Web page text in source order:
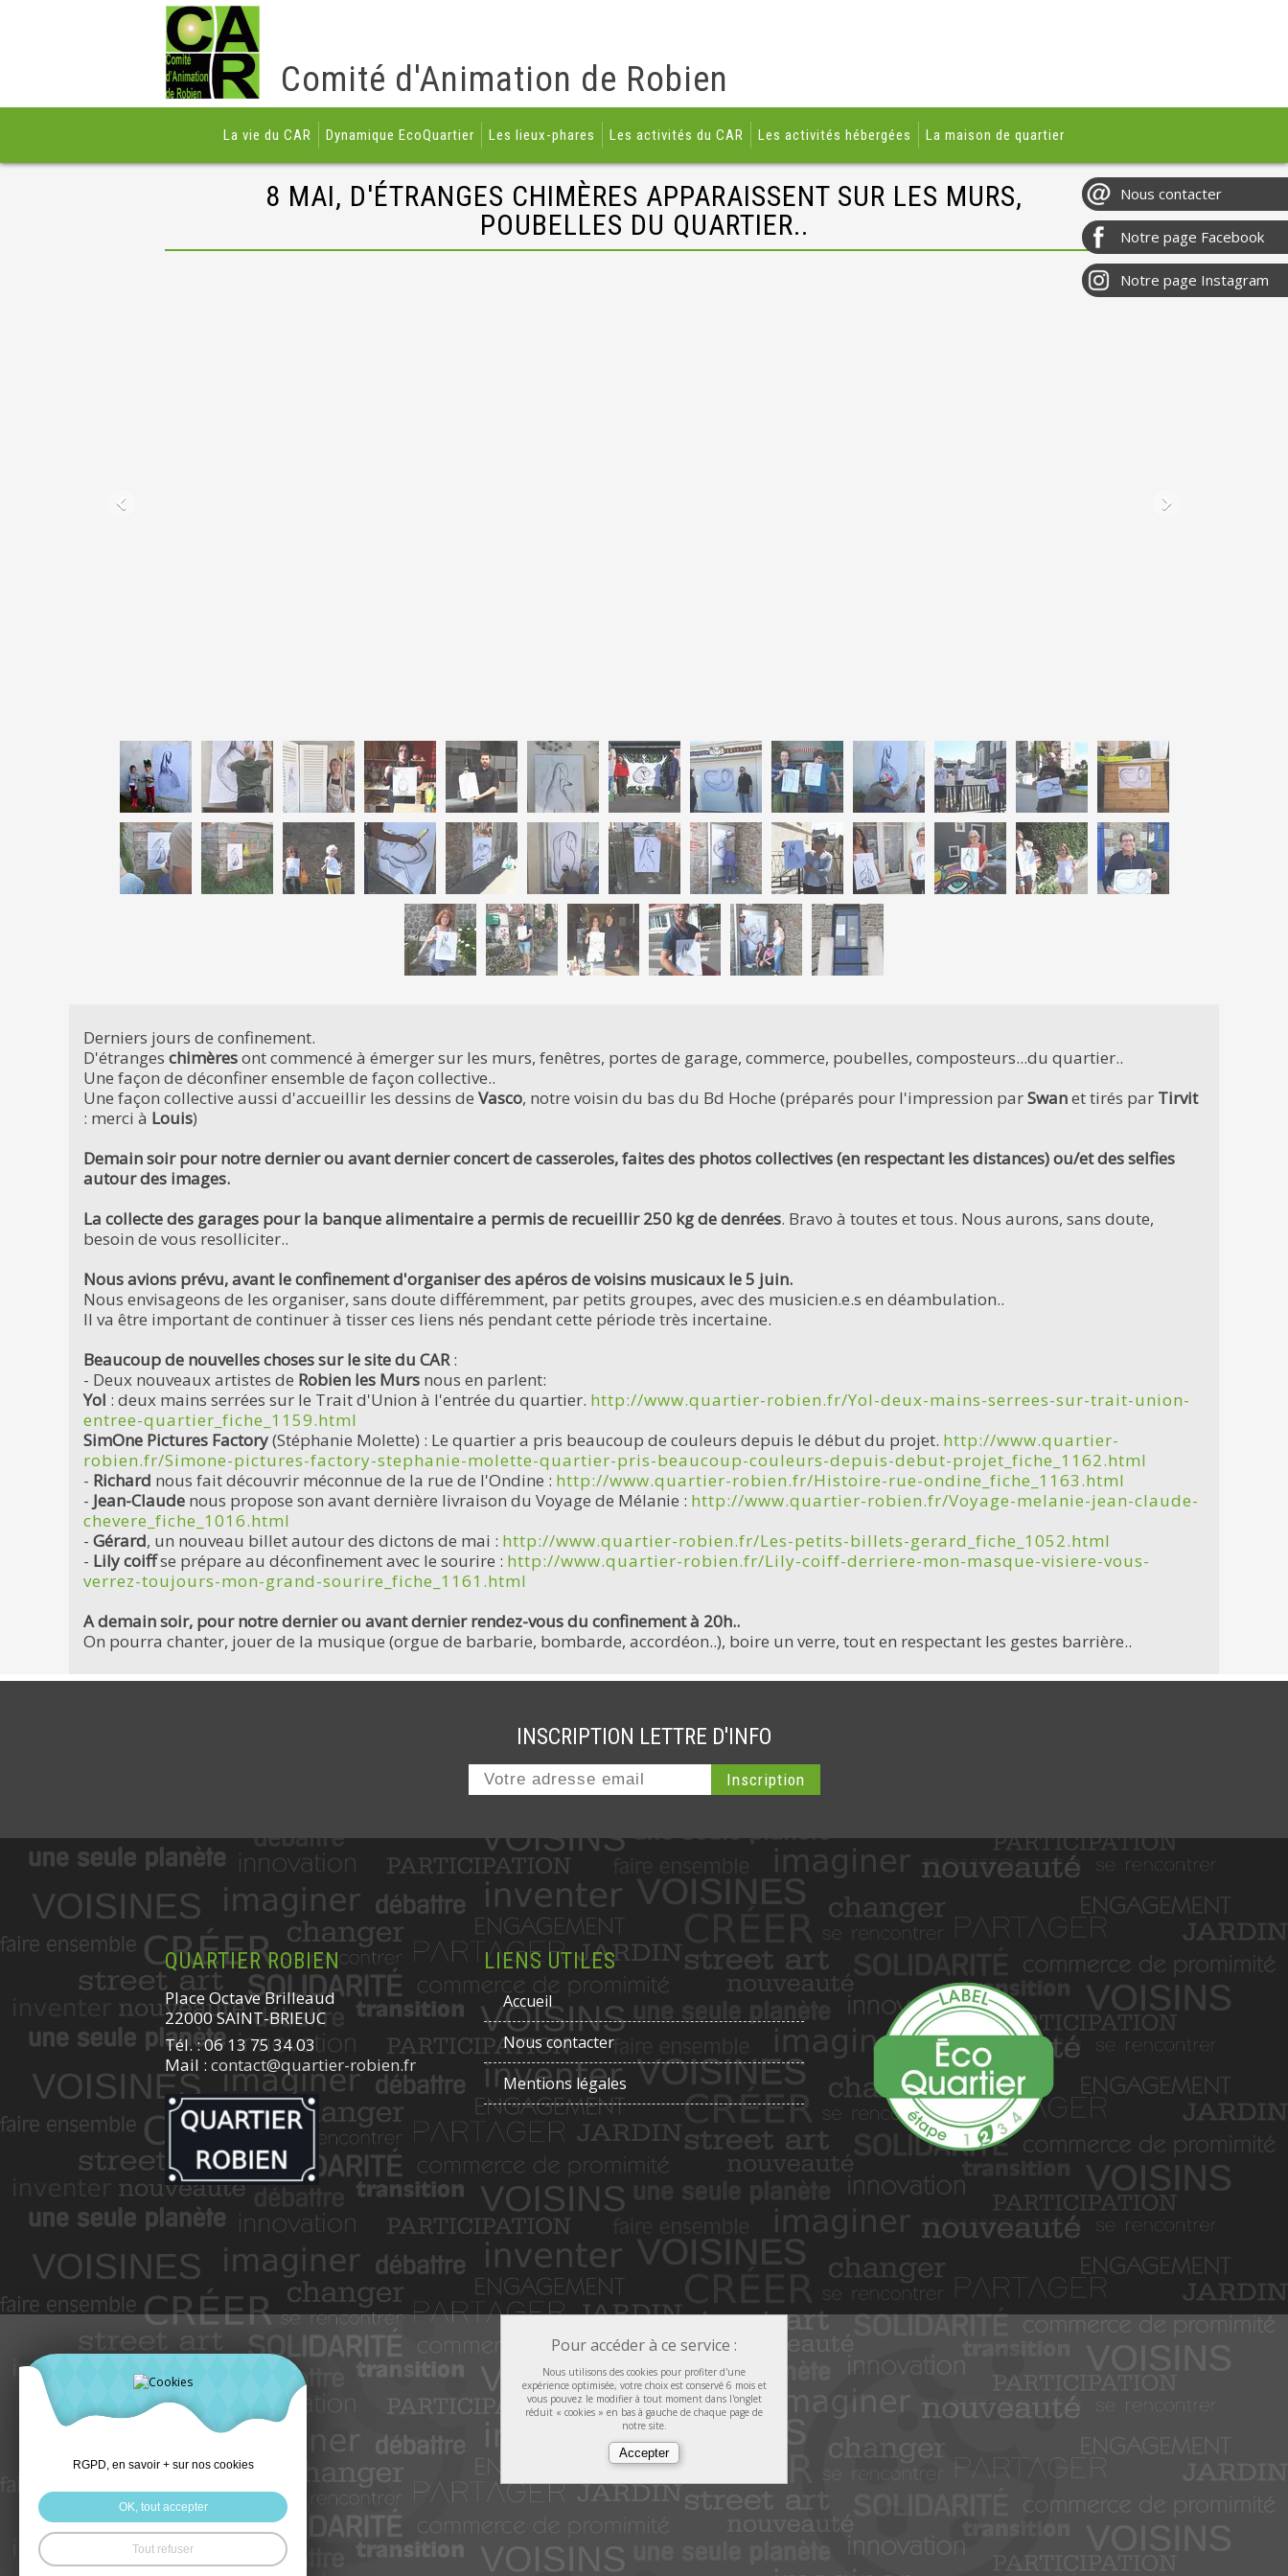
Comité d'Animation de Robien
La vie du CAR Dynamique EcoQuartier Les lieux-phares Les activités du CAR Les activités hébergées La maison de quartier
8 MAI, D'ÉTRANGES CHIMÈRES APPARAISSENT SUR LES MURS,
POUBELLES DU QUARTIER..
Derniers jours de confinement.
D'étranges chimèresont commencé à émerger sur les murs, fenêtres, portes de garage, commerce, poubelles, composteurs...du quartier..
Une façon de déconfiner ensemble de façon collective..
Une façon collective aussi d'accueillir les dessins de Vasco, notre voisin du bas du Bd Hoche (préparés pour l'impression parSwanet tirés par Tirvit
: merci à Louis)
Demain soir pour notre dernier ou avant dernier concert de casseroles, faites des photos collectives (en respectant les distances) ou/et des selfies
autour des images.
La collecte des garages pour la banque alimentaire a permis de recueillir 250 kg de denrées. Bravo à toutes et tous. Nous aurons, sans doute,
besoin de vous resolliciter..
Nous avions prévu, avant le confinement d'organiser des apéros de voisins musicaux le 5 juin.
Nous envisageons de les organiser, sans doute différemment, par petits groupes, avec des musicien.e.s en déambulation..
Il va être important de continuer à tisser ces liens nés pendant cette période très incertaine.
Beaucoup de nouvelles choses sur le site du CAR:
- Deux nouveaux artistes de Robien les Murs nous en parlent:
Yol : deux mains serrées sur le Trait d'Union à l'entrée du quartier. http://www.quartier-robien.fr/Yol-deux-mains-serrees-sur-trait-union-
entree-quartier_fiche_1159.html
SimOne Pictures Factory(Stéphanie Molette) : Le quartier a pris beaucoup de couleurs depuis le début du projet. http://www.quartier-
robien.fr/Simone-pictures-factory-stephanie-molette-quartier-pris-beaucoup-couleurs-depuis-debut-projet_fiche_1162.html
- Richard nous fait découvrir méconnue de la rue de l'Ondine : http://www.quartier-robien.fr/Histoire-rue-ondine_fiche_1163.html
- Jean-Claude nous propose son avant dernière livraison du Voyage de Mélanie : http://www.quartier-robien.fr/Voyage-melanie-jean-claude-
chevere_fiche_1016.html
- Gérard, un nouveau billet autour des dictons de mai : http://www.quartier-robien.fr/Les-petits-billets-gerard_fiche_1052.html
- Lily coiffse prépare au déconfinement avec le sourire : http://www.quartier-robien.fr/Lily-coiff-derriere-mon-masque-visiere-vous-
verrez-toujours-mon-grand-sourire_fiche_1161.html
A demain soir, pour notre dernier ou avant dernier rendez-vous du confinement à 20h..
On pourra chanter, jouer de la musique (orgue de barbarie, bombarde, accordéon..), boire un verre, tout en respectant les gestes barrière..
INSCRIPTION LETTRE D'INFO
QUARTIER ROBIEN
Place Octave Brilleaud
22000 SAINT-BRIEUC
Tél. : 06 13 75 34 03
Mail : contact@quartier-robien.fr
LIENS UTILES
Accueil
Nous contacter
Mentions légales
Pour accéder à ce service :
Nous utilisons des cookies pour profiter d'une
expérience optimisée, votre choix est conservé 6 mois et
vous pouvez le modifier à tout moment dans l'onglet
réduit « cookies » en bas à gauche de chaque page de
notre site.
RGPD, en savoir + sur nos cookies
OK, tout accepter
Tout refuser